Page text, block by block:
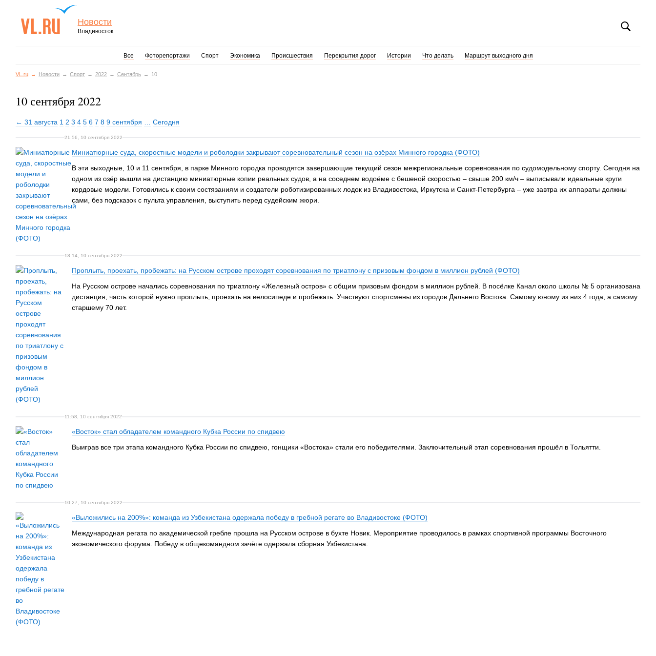
Новости
Владивосток
Все Фоторепортажи Спорт Экономика Происшествия Перекрытия дорог Истории Что делать Маршрут выходного дня
VL.ru Новости Спорт 2022 Сентябрь 10
10 сентября 2022
← 31 августа 1 2 3 4 5 6 7 8 9 сентября Сегодня
21:56, 10 сентября 2022
Миниатюрные суда, скоростные модели и роболодки закрывают соревновательный сезон на озёрах Минного городка (ФОТО)
В эти выходные, 10 и 11 сентября, в парке Минного городка проводятся завершающие текущий сезон межрегиональные соревнования по судомодельному спорту. Сегодня на
одном из озёр вышли на дистанцию миниатюрные копии реальных судов, а на соседнем водоёме с бешеной скоростью – свыше 200 км/ч – выписывали идеальные круги
кордовые модели. Готовились к своим состязаниям и создатели роботизированных лодок из Владивостока, Иркутска и Санкт-Петербурга – уже завтра их аппараты должны
сами, без подсказок с пульта управления, выступить перед судейским жюри.
18:14, 10 сентября 2022
Проплыть, проехать, пробежать: на Русском острове проходят соревнования по триатлону с призовым фондом в миллион рублей (ФОТО)
На Русском острове начались соревнования по триатлону «Железный остров» с общим призовым фондом в миллион рублей. В посёлке Канал около школы № 5 организована
дистанция, часть которой нужно проплыть, проехать на велосипеде и пробежать. Участвуют спортсмены из городов Дальнего Востока. Самому юному из них 4 года, а самому
старшему 70 лет.
11:58, 10 сентября 2022
«Восток» стал обладателем командного Кубка России по спидвею
Выиграв все три этапа командного Кубка России по спидвею, гонщики «Востока» стали его победителями. Заключительный этап соревнования прошёл в Тольятти.
10:27, 10 сентября 2022
«Выложились на 200%»: команда из Узбекистана одержала победу в гребной регате во Владивостоке (ФОТО)
Международная регата по академической гребле прошла на Русском острове в бухте Новик. Мероприятие проводилось в рамках спортивной программы Восточного
экономического форума. Победу в общекомандном зачёте одержала сборная Узбекистана.